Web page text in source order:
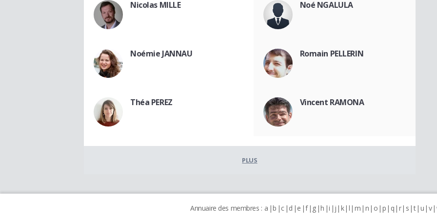
Nicolas MILLE Noé NGALULA
Noémie JANNAU Romain PELLERIN
Théa PEREZ Vincent RAMONA
PLUS
Annuaire des membres : a b c d e f g h i j k l m n o p q r s t u v